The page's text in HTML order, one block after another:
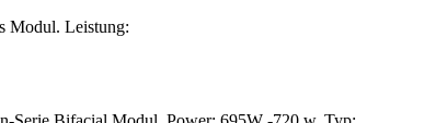
Modul. Leistung: